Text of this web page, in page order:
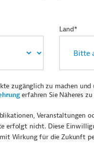
Land*
zugänglich zu machen
erfahren Sie Näheres
Veranstaltungen
erfolgt nicht. Diese
Wirkung für die Zukunft